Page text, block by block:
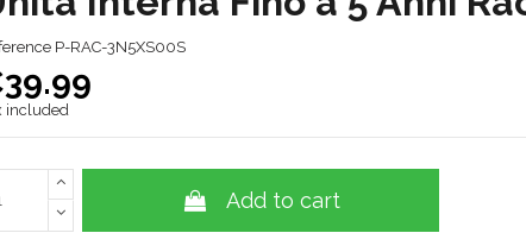
P-RAC-3N5XS00S
included
Add to cart